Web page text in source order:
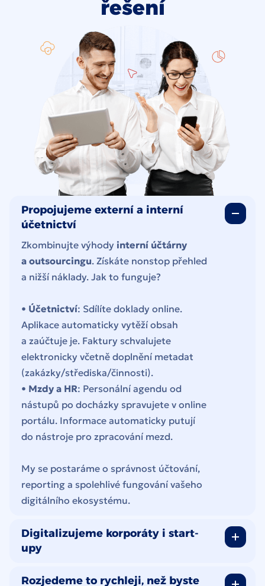
řešení
Propojujeme externí a interní
účetnictví
Zkombinujte výhody interní účtárny
a outsourcingu. Získáte nonstop přehled
a nižší náklady. Jak to funguje?
• Účetnictví: Sdílíte doklady online.
Aplikace automaticky vytěží obsah
a zaúčtuje je. Faktury schvalujete
elektronicky včetně doplnění metadat
(zakázky/střediska/činnosti).
• Mzdy a HR: Personální agendu od
nástupů po docházky spravujete v online
portálu. Informace automaticky putují
do nástroje pro zpracování mezd.
My se postaráme o správnost účtování,
reporting a spolehlivé fungování vašeho
digitálního ekosystému.
Digitalizujeme korporáty i start-
upy
Rozjedeme to rychleji, než byste